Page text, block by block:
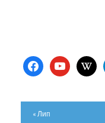
facebookyoutube
« Лип